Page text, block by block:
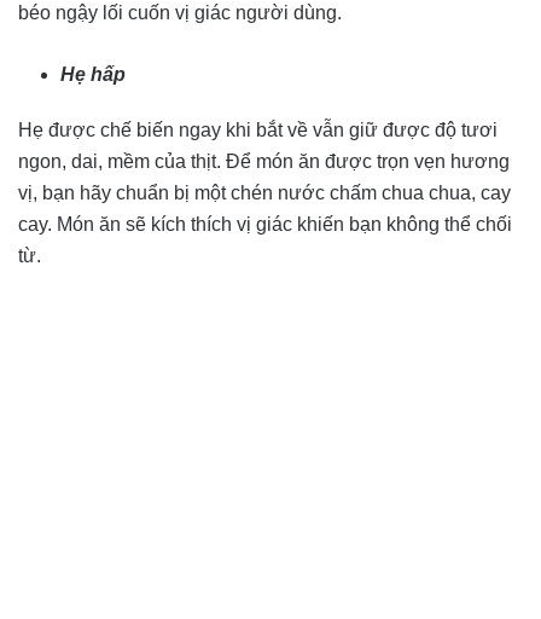
béo ngậy lối cuốn vị giác người dùng.
Hẹ hấp
Hẹ được chế biến ngay khi bắt về vẫn giữ được độ tươi
ngon, dai, mềm của thịt. Để món ăn được trọn vẹn hương
vị, bạn hãy chuẩn bị một chén nước chấm chua chua, cay
cay. Món ăn sẽ kích thích vị giác khiến bạn không thể chối
từ.